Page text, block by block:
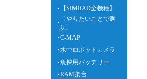
【SIMRAD全機種】
〔やりたいことで選
ぶ〕
C-MAP
水中ロボットカメラ
魚探用バッテリー
RAM架台